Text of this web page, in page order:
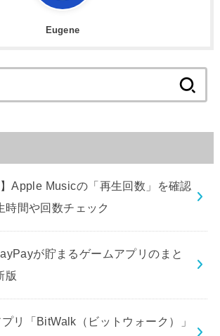
Eugene
索:
Apple Musicの「再生回数」を確認
時間や回数チェック
が貯まるゲームアプリのまと
版
リ「BitWalk（ビットウォーク）」